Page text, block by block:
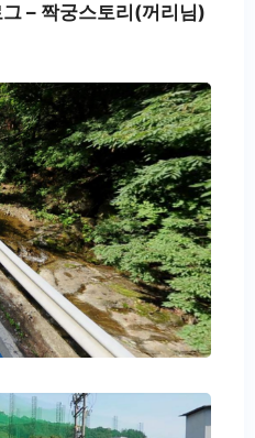
– 짝궁스토리(꺼리님)